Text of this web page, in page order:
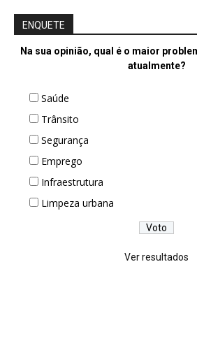
ENQUETE
Na sua opinião, qual é o maior
atualmente?
Saúde
Trânsito
Segurança
Emprego
Infraestrutura
Limpeza urbana
Ver resultados